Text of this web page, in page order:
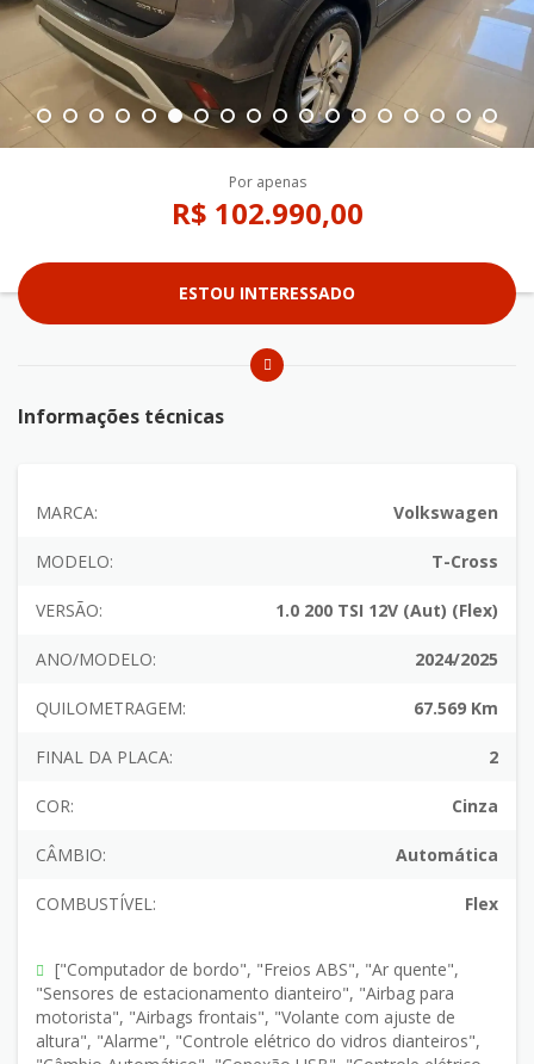
Por apenas
R$ 102.990,00
ESTOU INTERESSADO
Informações técnicas
MARCA: Volkswagen
MODELO: T-Cross
VERSÃO: 1.0 200 TSI 12V (Aut) (Flex)
ANO/MODELO: 2024/2025
QUILOMETRAGEM: 67.569 Km
FINAL DA PLACA: 2
COR: Cinza
CÂMBIO: Automática
COMBUSTÍVEL: Flex
["Computador de bordo", "Freios ABS", "Ar quente",
"Sensores de estacionamento dianteiro", "Airbag para
motorista", "Airbags frontais", "Volante com ajuste de
altura", "Alarme", "Controle elétrico do vidros dianteiros",